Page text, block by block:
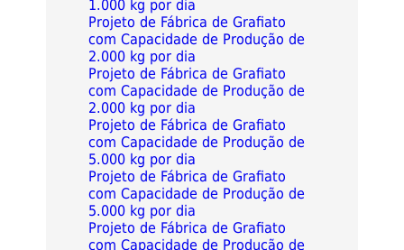
1.000 kg por dia
Projeto de Fábrica de Grafiato
com Capacidade de Produção de
2.000 kg por dia
Projeto de Fábrica de Grafiato
com Capacidade de Produção de
2.000 kg por dia
Projeto de Fábrica de Grafiato
com Capacidade de Produção de
5.000 kg por dia
Projeto de Fábrica de Grafiato
com Capacidade de Produção de
5.000 kg por dia
Projeto de Fábrica de Grafiato
com Capacidade de Produção de